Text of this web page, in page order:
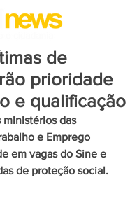
de
prioridade
e qualificação
ministérios das
e Emprego
em vagas do Sine e
de proteção social.